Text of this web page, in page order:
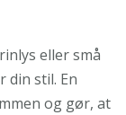
eller små
din stil. En
og gør, at